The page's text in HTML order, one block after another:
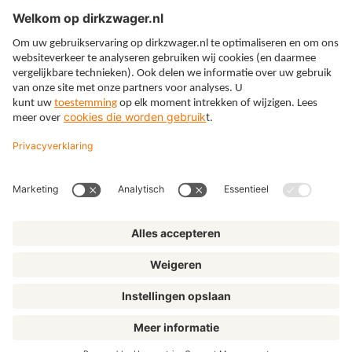
Expertises
Thema’s
Algemene voorwaardenPrivacy